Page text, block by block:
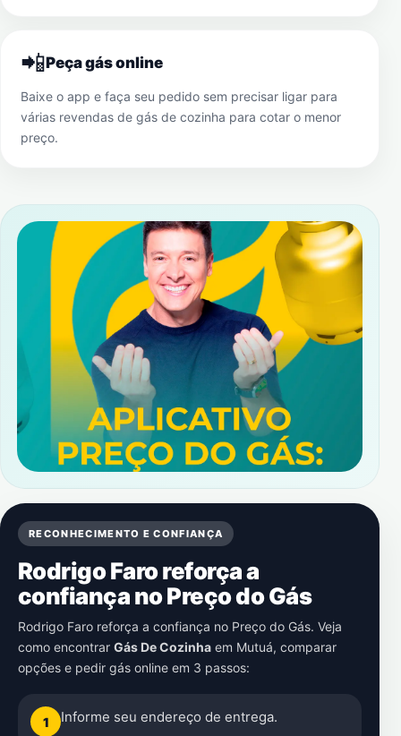
📲Peça gás online
Baixe o app e faça seu pedido sem precisar ligar para
várias revendas de gás de cozinha para cotar o menor
preço.
RECONHECIMENTO E CONFIANÇA
Rodrigo Faro reforça a
confiança no Preço do Gás
Rodrigo Faro reforça a confiança no Preço do Gás. Veja
como encontrar Gás De Cozinha em Mutuá, comparar
opções e pedir gás online em 3 passos:
1 Informe seu endereço de entrega.